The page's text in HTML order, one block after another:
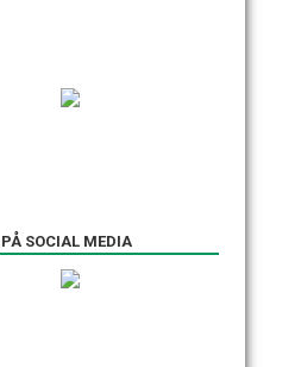
SOCIAL MEDIA